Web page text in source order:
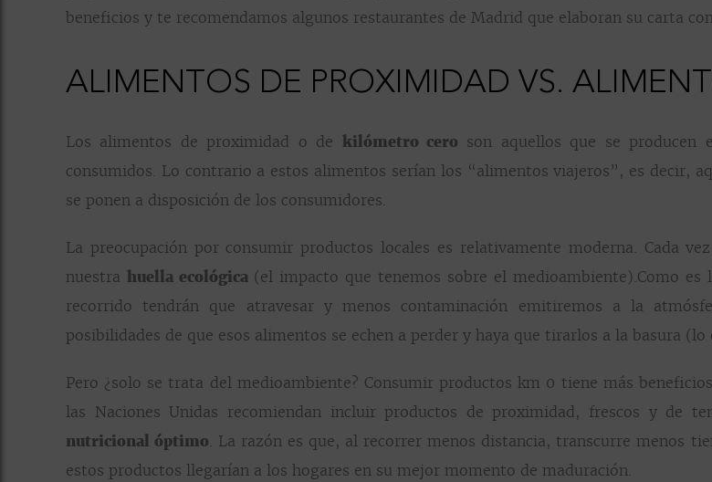
beneficios y te recomendamos algunos restaurantes de Madrid que elaboran su carta
ALIMENTOS DE PROXIMIDAD VS.
Los alimentos de proximidad o de kilómetro cero son aquellos que se producen
consumidos. Lo contrario a estos alimentos serían los “alimentos viajeros”, es decir,
se ponen a disposición de los consumidores.
La preocupación por consumir productos locales es relativamente moderna. Cada
nuestra huella ecológica (el impacto que tenemos sobre el medioambiente).Como
recorrido tendrán que atravesar y menos contaminación emitiremos a la
posibilidades de que esos alimentos se echen a perder y haya que tirarlos a la basura
Pero ¿solo se trata del medioambiente? Consumir productos km 0 tiene más
las Naciones Unidas recomiendan incluir productos de proximidad, frescos y de
nutricional óptimo. La razón es que, al recorrer menos distancia, transcurre menos
estos productos llegarían a los hogares en su mejor momento de maduración.